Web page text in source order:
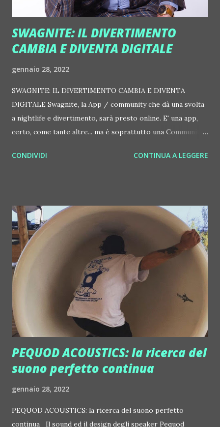
SWAGNITE: IL DIVERTIMENTO
CAMBIA E DIVENTA DIGITALE
gennaio 28, 2022
SWAGNITE: IL DIVERTIMENTO CAMBIA E DIVENTA
DIGITALE Swagnite, la App / community che dà una svolta
a nightlife e divertimento, sarà presto online. E' una app,
certo, come tante altre... ma è soprattutto una Community.
interessi ed emozioni di persone che hanno voglia di far
online oppure addirittura guadagnare?": sono le domande
che il creatore di Swagnite Bojan Bosnjak nella foto),
cittadino del mondo d'origine serbo croata che oggi vive
tra Milano e Belgrado si è fatto… e a cui ha risposto con
Swagnite. I locali partner di Swagnite, che sono e saranno
sopratuttto disco, club, bar e ristoranti premium di tutto il
mondo e prima di tutto di Milano e Belgrado, troveranno ad
esempio un nuovo canale da cui ricevere prenotazioni,
formare i pr...
CONDIVIDI CONTINUA A LEGGERE
PEQUOD ACOUSTICS: la ricerca del
suono perfetto continua
gennaio 28, 2022
PEQUOD ACOUSTICS: la ricerca del suono perfetto
continua Il sound ed il design degli speaker Pequod